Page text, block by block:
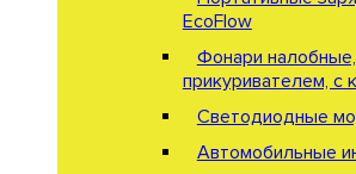
EcoFlow
Фонари
прикуривателем, с
Светодиодные
Автомобильные